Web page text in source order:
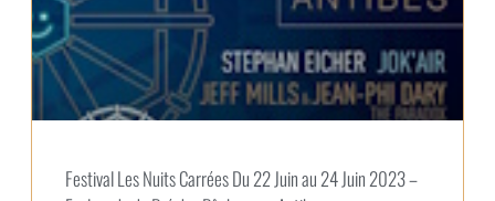
Festival Les Nuits Carrées Du 22 Juin au 24 Juin 2023 –